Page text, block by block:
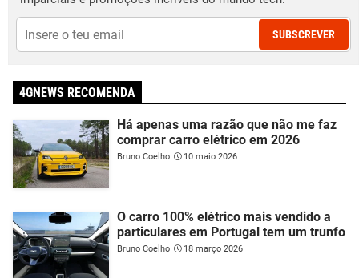
SUBSCREVER
4GNEWS RECOMENDA
Há apenas uma razão que não me faz
comprar carro elétrico em 2026
Bruno Coelho 10 maio 2026
O carro 100% elétrico mais vendido a
particulares em Portugal tem um trunfo
Bruno Coelho 18 março 2026